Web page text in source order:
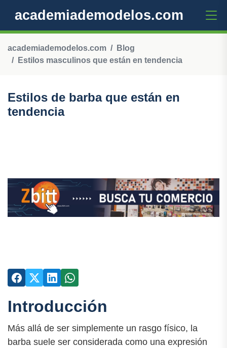
academiademodelos.com
academiademodelos.com
Blog
Estilos masculinos que están en tendencia
Estilos de barba que están en
tendencia
Introducción
Más allá de ser simplemente un rasgo físico, la
barba suele ser considerada como una expresión